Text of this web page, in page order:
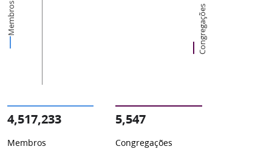
Membros Congregações
4,517,233
Membros
5,547
Congregações